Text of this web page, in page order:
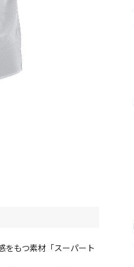
をもつ素材「スーパート